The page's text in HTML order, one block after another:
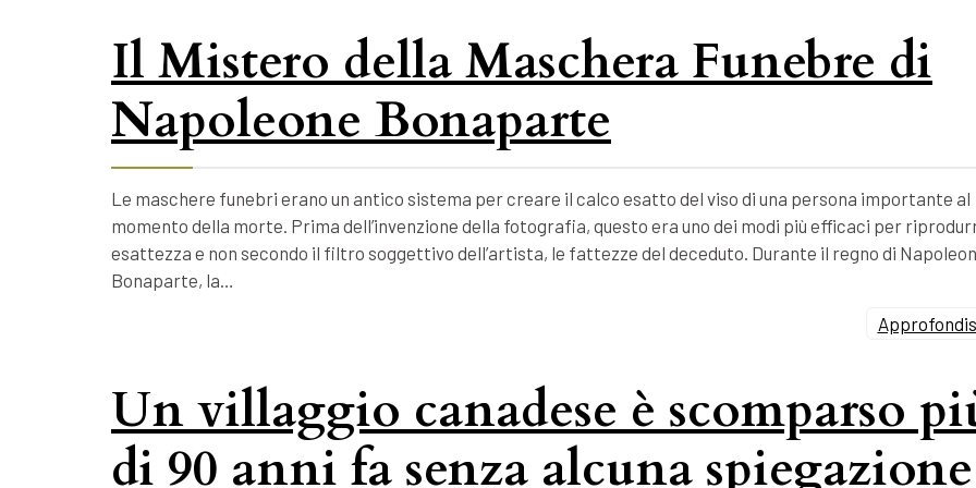
Il Mistero della Maschera Funebre di
Napoleone Bonaparte
Le maschere funebri erano un antico sistema per creare il calco esatto del viso di una persona importante al
momento della morte. Prima dell’invenzione della fotografia, questo era uno dei modi più efficaci per
esattezza e non secondo il filtro soggettivo dell’artista, le fattezze del deceduto. Durante il regno di
Bonaparte, la…
Un villaggio canadese è scomparso
di 90 anni fa senza alcuna